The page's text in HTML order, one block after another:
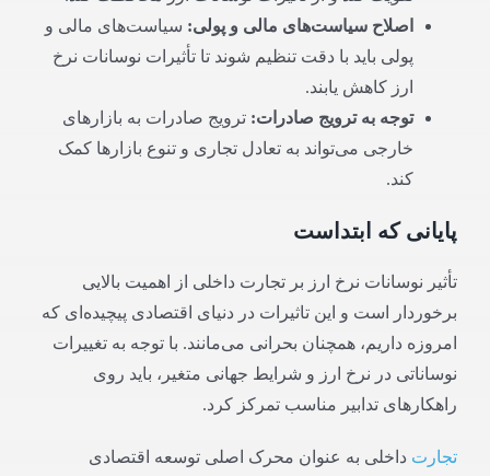
اصلاح سیاست‌های مالی و پولی: سیاست‌های مالی و
پولی باید با دقت تنظیم شوند تا تأثیرات نوسانات نرخ
ارز کاهش یابند.
توجه به ترویج صادرات: ترویج صادرات به بازارهای
خارجی می‌تواند به تعادل تجاری و تنوع بازارها کمک
کند.
پایانی که ابتداست
تأثیر نوسانات نرخ ارز بر تجارت داخلی از اهمیت بالایی
برخوردار است و این تاثیرات در دنیای اقتصادی پیچیده‌ای که
امروزه داریم، همچنان بحرانی می‌مانند. با توجه به تغییرات
نوساناتی در نرخ ارز و شرایط جهانی متغیر، باید روی
راهکارهای تدابیر مناسب تمرکز کرد.
تجارت داخلی به عنوان محرک اصلی توسعه اقتصادی